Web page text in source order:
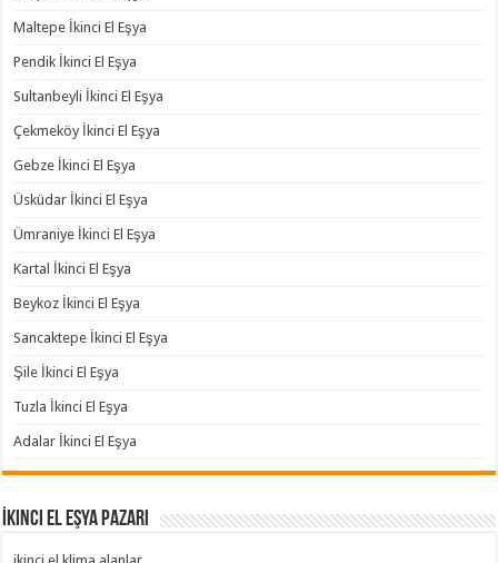
Maltepe İkinci El Eşya
Pendik İkinci El Eşya
Sultanbeyli İkinci El Eşya
Çekmeköy İkinci El Eşya
Gebze İkinci El Eşya
Üsküdar İkinci El Eşya
Ümraniye İkinci El Eşya
Kartal İkinci El Eşya
Beykoz İkinci El Eşya
Sancaktepe İkinci El Eşya
Şile İkinci El Eşya
Tuzla İkinci El Eşya
Adalar İkinci El Eşya
İkinci El Eşya Pazarı